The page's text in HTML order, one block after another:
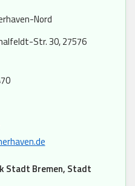
Nord
Str. 30, 27576
Stadt Bremen, Stadt